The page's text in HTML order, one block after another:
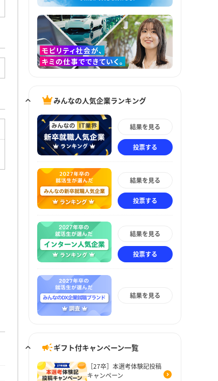
みんなの人気企業ランキング
結果を見る
投票する
結果を見る
投票する
結果を見る
投票する
結果を見る
ギフト付キャンペーン一覧
［27卒］本選考体験記投稿
キャンペーン